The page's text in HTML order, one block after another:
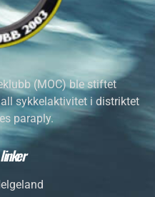
(MOC) ble stiftet
sykkelaktivitet i distriktet
paraply.